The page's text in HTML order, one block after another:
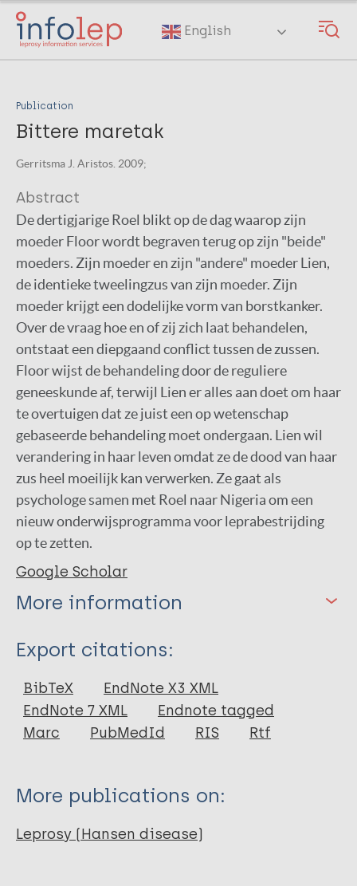
Skip
main
English
Publication
Bittere maretak
Gerritsma J. Aristos. 2009;
Abstract
De dertigjarige Roel blikt op de dag waarop zijn
moeder Floor wordt begraven terug op zijn "beide"
moeders. Zijn moeder en zijn "andere" moeder Lien,
de identieke tweelingzus van zijn moeder. Zijn
moeder krijgt een dodelijke vorm van borstkanker.
Over de vraag hoe en of zij zich laat behandelen,
ontstaat een diepgaand conflict tussen de zussen.
Floor wijst de behandeling door de reguliere
geneeskunde af, terwijl Lien er alles aan doet om haar
te overtuigen dat ze juist een op wetenschap
gebaseerde behandeling moet ondergaan. Lien wil
verandering in haar leven omdat ze de dood van haar
zus heel moeilijk kan verwerken. Ze gaat als
psychologe samen met Roel naar Nigeria om een
nieuw onderwijsprogramma voor leprabestrijding
op te zetten.
Google Scholar
More information
Type
Book
Export citations:
BibTeX
EndNote X3 XML
EndNote 7 XML
Endnote tagged
Marc
PubMedId RIS Rtf
More publications on:
Leprosy (Hansen disease)